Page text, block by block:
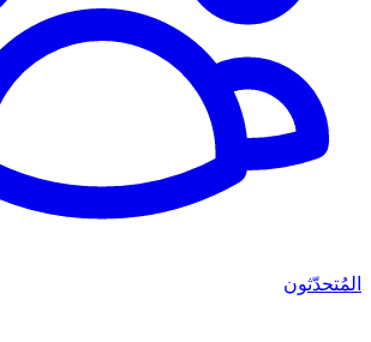
المُتحدّثون